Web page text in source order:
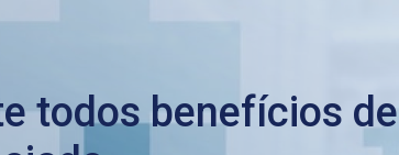
todos benefícios de